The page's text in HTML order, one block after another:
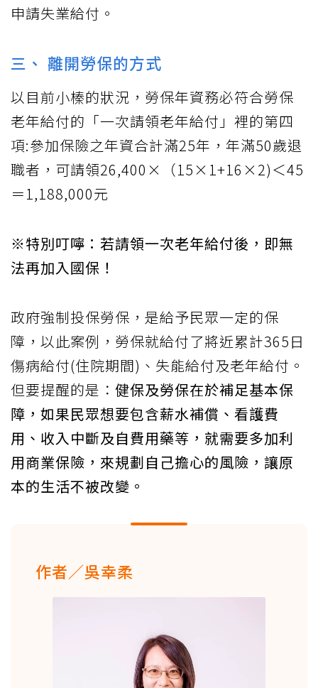
申請失業給付。
三、 離開勞保的方式
以目前小榛的狀況，勞保年資務必符合勞保
老年給付的「一次請領老年給付」裡的第四
項:參加保險之年資合計滿25年，年滿50歲退
職者，可請領26,400×（15×1+16×2)＜45
＝1,188,000元
※特別叮嚀：若請領一次老年給付後，即無
法再加入國保！
政府強制投保勞保，是給予民眾一定的保
障，以此案例，勞保就給付了將近累計365日
傷病給付(住院期間)、失能給付及老年給付。
但要提醒的是： 健保及勞保在於補足基本保
障，如果民眾想要包含薪水補償、看護費
用、收入中斷及自費用藥等，就需要多加利
用商業保險，來規劃自己擔心的風險，讓原
本的生活不被改變。
作者／吳幸柔